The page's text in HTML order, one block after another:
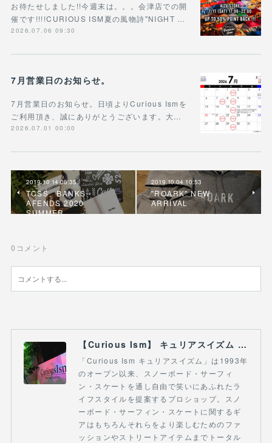
お待たせしました!!今週末は。。。会津店での開
催です!!!!CURIOUS ISM夏の風物詩"NIGHT …
2026.07.06 09:30
7月営業日のお知らせ。
7月営業日のお知らせ。日頃よりCurious Ismを
ご利用頂き、誠にありがとうございます。大…
2026.07.01 00:00
2019.10.14 06:35
TCSS、BANKS、
AFENDS 2020
SUMMER
2019.10.04 10:53
"ROARK" NEW
ARRIVAL
0 コメント
【Curious Ism】 キュリアスイズム l スノーボードショップ サーフショップ 福島県 会津若松市 郡山市 通販
「Curious Ism キュリアスイズム」は1993年
のオープン以来、スノーボード・サーフィ
ン・スケートを通し自由で笑いにあふれたラ
イフスタイルを提案するプロショップ。スノ
ーボード・サーフィン・スケートに関するギ
アはもちろんそれらをより楽しむためのファ
ッションやストリートアイテムまでトータル